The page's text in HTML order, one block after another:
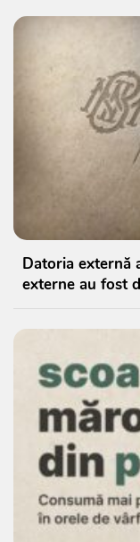
Datoria externă
externe au fost